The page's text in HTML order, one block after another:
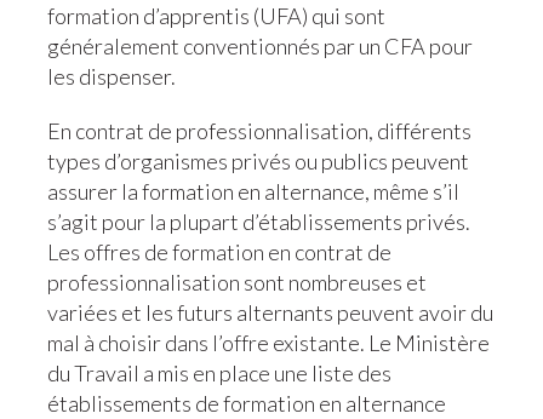
formation d’apprentis (UFA) qui sont
généralement conventionnés par un CFA pour
les dispenser.
En contrat de professionnalisation, différents
types d’organismes privés ou publics peuvent
assurer la formation en alternance, même s’il
s’agit pour la plupart d’établissements privés.
Les offres de formation en contrat de
professionnalisation sont nombreuses et
variées et les futurs alternants peuvent avoir du
mal à choisir dans l’offre existante. Le Ministère
du Travail a mis en place une liste des
établissements de formation en alternance